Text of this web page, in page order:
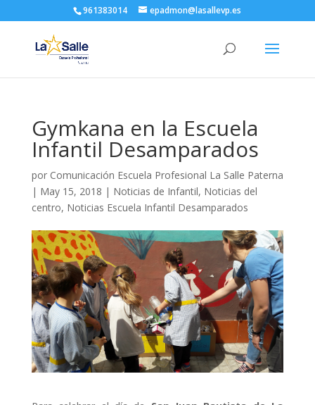
961383014 epadmon@lasallevp.es
Gymkana en la Escuela
Infantil Desamparados
por Comunicación Escuela Profesional La Salle Paterna
| May 15, 2018 | Noticias de Infantil, Noticias del
centro, Noticias Escuela Infantil Desamparados